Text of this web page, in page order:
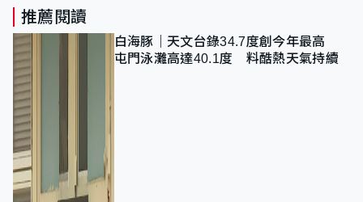
推薦閱讀
白海豚｜天文台錄34.7度創今年最高
屯門泳灘高達40.1度 料酷熱天氣持續